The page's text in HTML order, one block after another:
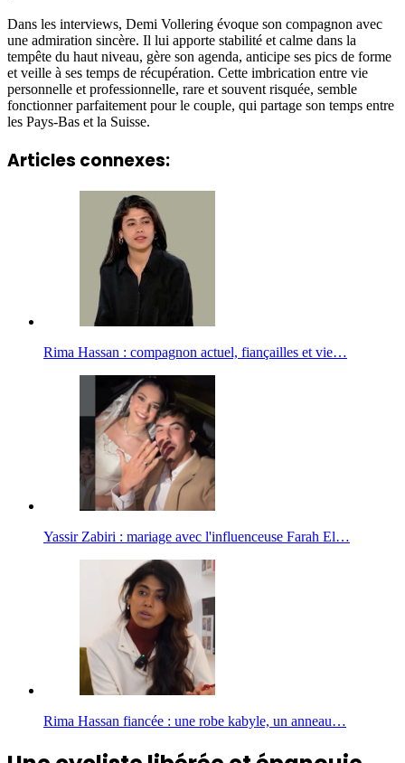
Dans les interviews, Demi Vollering évoque son compagnon avec
une admiration sincère. Il lui apporte stabilité et calme dans la
tempête du haut niveau, gère son agenda, anticipe ses pics de forme
et veille à ses temps de récupération. Cette imbrication entre vie
personnelle et professionnelle, rare et souvent risquée, semble
fonctionner parfaitement pour le couple, qui partage son temps entre
les Pays-Bas et la Suisse.
Articles connexes:
Rima Hassan : compagnon actuel, fiançailles et vie…
Yassir Zabiri : mariage avec l'influenceuse Farah El…
Rima Hassan fiancée : une robe kabyle, un anneau…